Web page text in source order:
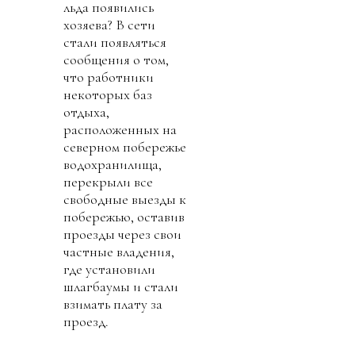
льда появились
хозяева? В сети
стали появляться
сообщения о том,
что работники
некоторых баз
отдыха,
расположенных на
северном побережье
водохранилища,
перекрыли все
свободные выезды к
побережью, оставив
проезды через свои
частные владения,
где установили
шлагбаумы и стали
взимать плату за
проезд.